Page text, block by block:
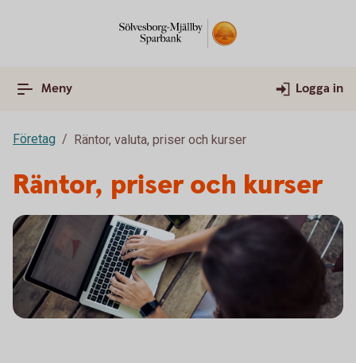
Meny Logga in
Företag Räntor, valuta, priser och kurser
Räntor, priser och kurser